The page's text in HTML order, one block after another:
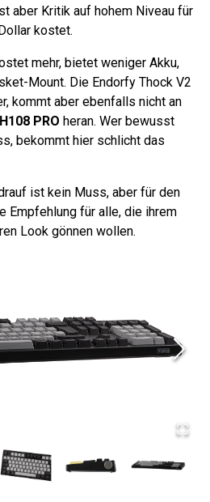
aber Kritik auf hohem Niveau für
kostet.
mehr, bietet weniger Akku,
Mount. Die Endorfy Thock V2
kommt aber ebenfalls nicht an
PRO heran. Wer bewusst
bekommt hier schlicht das
ist kein Muss, aber für den
Empfehlung für alle, die ihrem
Look gönnen wollen.